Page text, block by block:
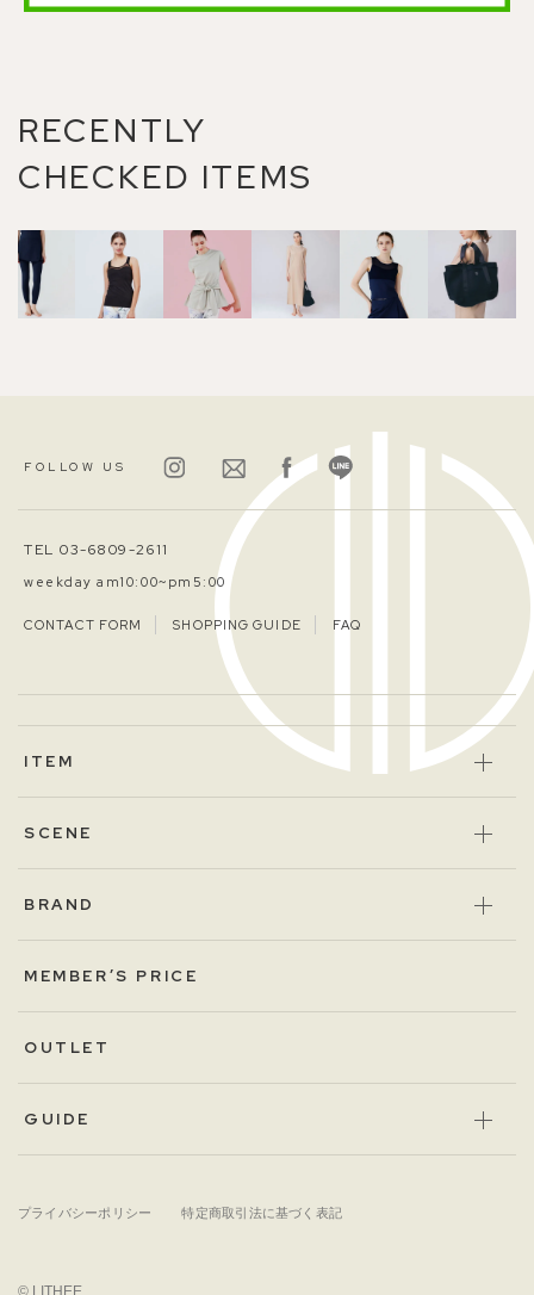
RECENTLY
CHECKED ITEMS
FOLLOW US
TEL 03-6809-2611
weekday am10:00~pm5:00
CONTACT FORM SHOPPING GUIDE FAQ
ITEM
SCENE
BRAND
MEMBER’S PRICE
OUTLET
GUIDE
プライバシーポリシー 特定商取引法に基づく表記
© LITHEE.